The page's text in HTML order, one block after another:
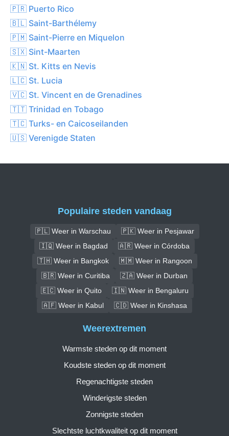
🇵🇷 Puerto Rico
🇧🇱 Saint-Barthélemy
🇵🇲 Saint-Pierre en Miquelon
🇸🇽 Sint-Maarten
🇰🇳 St. Kitts en Nevis
🇱🇨 St. Lucia
🇻🇨 St. Vincent en de Grenadines
🇹🇹 Trinidad en Tobago
🇹🇨 Turks- en Caicoseilanden
🇺🇸 Verenigde Staten
Populaire steden vandaag
🇵🇱 Weer in Warschau
🇵🇰 Weer in Pesjawar
🇮🇶 Weer in Bagdad
🇦🇷 Weer in Córdoba
🇹🇭 Weer in Bangkok
🇲🇲 Weer in Rangoon
🇧🇷 Weer in Curitiba
🇿🇦 Weer in Durban
🇪🇨 Weer in Quito
🇮🇳 Weer in Bengaluru
🇦🇫 Weer in Kabul
🇨🇩 Weer in Kinshasa
Weerextremen
Warmste steden op dit moment
Koudste steden op dit moment
Regenachtigste steden
Winderigste steden
Zonnigste steden
Slechtste luchtkwaliteit op dit moment